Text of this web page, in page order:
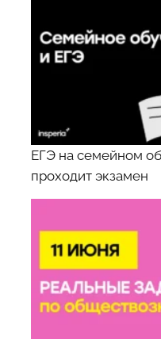
ЕГЭ на семейном
проходит экзамен